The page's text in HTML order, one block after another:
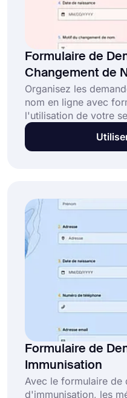
Formulaire de
Changement de
Organisez les
nom en ligne avec
l'utilisation de votre
formulaire de
gratuit est gratuit et
aujourd'hui.
Formulaire de
Immunisation
Avec le formulaire de
d'immunisation, les